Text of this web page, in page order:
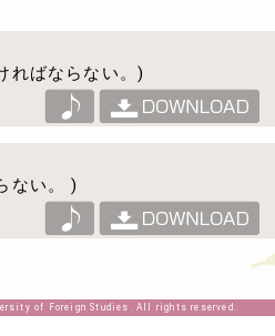
ればならない。)
ない。 )
of Foreign Studies. All rights reserved.